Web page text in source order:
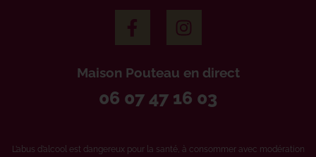
Maison Pouteau en direct
06 07 47 16 03
L’abus d’alcool est dangereux pour la santé, à consommer avec modération